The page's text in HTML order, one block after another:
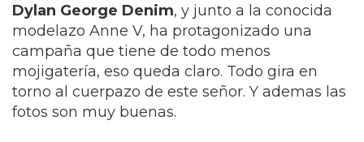
Dylan George Denim, y junto a la conocida
modelazo Anne V, ha protagonizado una
campaña que tiene de todo menos
mojigatería, eso queda claro. Todo gira en
torno al cuerpazo de este señor. Y ademas las
fotos son muy buenas.